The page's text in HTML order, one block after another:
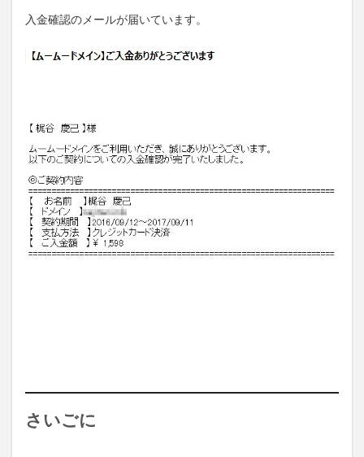
入金確認のメールが届いています。
さいごに